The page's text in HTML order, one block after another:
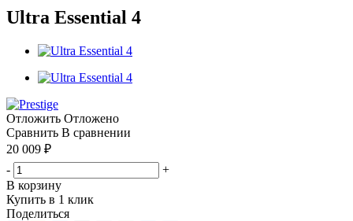
Ultra Essential 4
Отложить Отложено
Сравнить В сравнении
20 009 ₽
-
+
В корзину
Купить в 1 клик
Поделиться